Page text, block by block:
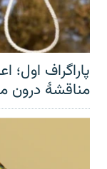
پاراگراف اول؛
مناقشهٔ درون